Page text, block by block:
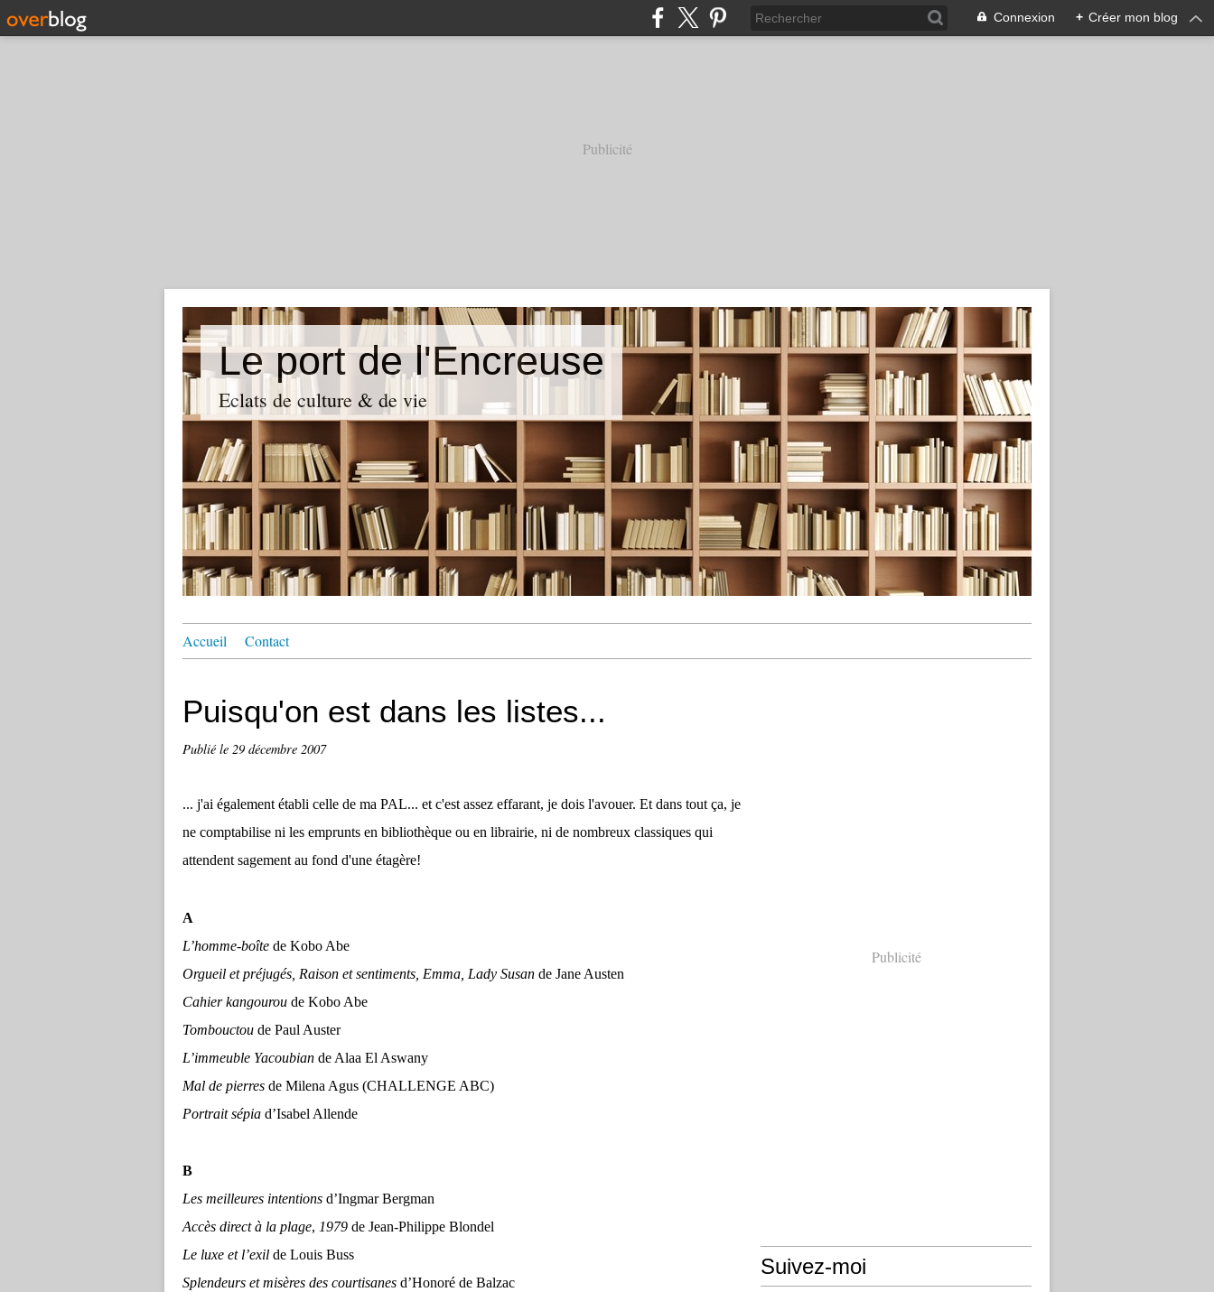
Connexion + Créer mon blog
Publicité
Le port de l'Encreuse
Eclats de culture & de vie
Accueil Contact
Puisqu'on est dans les listes...
Publié le 29 décembre 2007
... j'ai également établi celle de ma PAL... et c'est assez effarant, je dois l'avouer. Et dans tout ça, je
ne comptabilise ni les emprunts en bibliothèque ou en librairie, ni de nombreux classiques qui
attendent sagement au fond d'une étagère!
A
L’homme-boîte de Kobo Abe
Orgueil et préjugés, Raison et sentiments, Emma, Lady Susan de Jane Austen
Cahier kangourou de Kobo Abe
Tombouctou de Paul Auster
L’immeuble Yacoubian de Alaa El Aswany
Mal de pierres de Milena Agus (CHALLENGE ABC)
Portrait sépia d’Isabel Allende
B
Les meilleures intentions d’Ingmar Bergman
Accès direct à la plage, 1979 de Jean-Philippe Blondel
Le luxe et l’exil de Louis Buss
Splendeurs et misères des courtisanes d’Honoré de Balzac
Publicité
Suivez-moi